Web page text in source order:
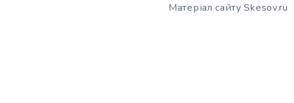
Матеріал сайту Skesov.ru